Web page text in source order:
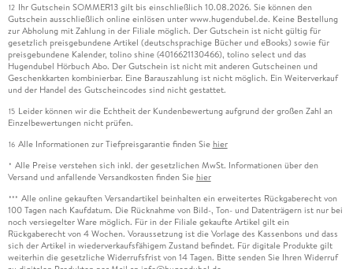
12 Ihr Gutschein SOMMER13 gilt bis einschließlich 10.08.2026. Sie können den
Gutschein ausschließlich online einlösen unter www.hugendubel.de. Keine Bestellung
zur Abholung mit Zahlung in der Filiale möglich. Der Gutschein ist nicht gültig für
gesetzlich preisgebundene Artikel (deutschsprachige Bücher und eBooks) sowie für
preisgebundene Kalender, tolino shine (4016621130466), tolino select und das
Hugendubel Hörbuch Abo. Der Gutschein ist nicht mit anderen Gutscheinen und
Geschenkkarten kombinierbar. Eine Barauszahlung ist nicht möglich. Ein Weiterverkauf
und der Handel des Gutscheincodes sind nicht gestattet.
15 Leider können wir die Echtheit der Kundenbewertung aufgrund der großen Zahl an
Einzelbewertungen nicht prüfen.
16 Alle Informationen zur Tiefpreisgarantie finden Sie hier
* Alle Preise verstehen sich inkl. der gesetzlichen MwSt. Informationen über den
Versand und anfallende Versandkosten finden Sie hier
*** Alle online gekauften Versandartikel beinhalten ein erweitertes Rückgaberecht von
100 Tagen nach Kaufdatum. Die Rücknahme von Bild-, Ton- und Datenträgern ist nur bei
noch versiegelter Ware möglich. Für in der Filiale gekaufte Artikel gilt ein
Rückgaberecht von 4 Wochen. Voraussetzung ist die Vorlage des Kassenbons und dass
sich der Artikel in wiederverkaufsfähigem Zustand befindet. Für digitale Produkte gilt
weiterhin die gesetzliche Widerrufsfrist von 14 Tagen. Bitte senden Sie Ihren Widerruf